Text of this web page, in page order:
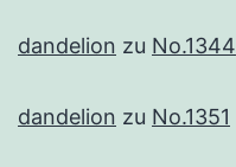
dandelion zu No.1344
dandelion zu No.1351